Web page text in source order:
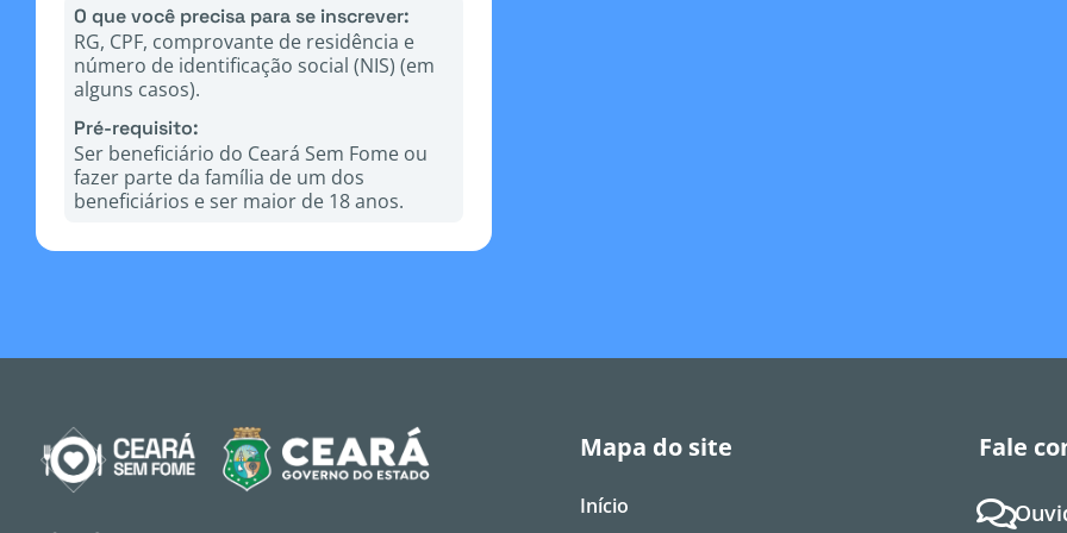
O que você precisa para se inscrever:
RG, CPF, comprovante de residência e
número de identificação social (NIS) (em
alguns casos).
Pré-requisito:
Ser beneficiário do Ceará Sem Fome ou
fazer parte da família de um dos
beneficiários e ser maior de 18 anos.
Mapa do site
Início
Fale